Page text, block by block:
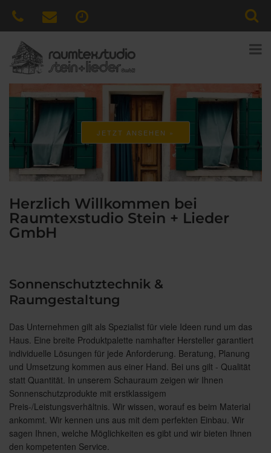
JETZT ANSEHEN »
Herzlich Willkommen bei
Raumtexstudio Stein + Lieder
GmbH
Sonnenschutztechnik &
Raumgestaltung
Das Unternehmen gilt als Spezialist für viele Ideen rund um das
Haus. Eine breite Produktpalette namhafter Hersteller garantiert
individuelle Lösungen für jede Anforderung. Beratung, Planung
und Umsetzung kommen aus einer Hand. Bei uns gilt - Qualität
statt Quantität. In unserem Schauraum zeigen wir Ihnen
Sonnenschutzprodukte mit erstklassigem
Preis-/Leistungsverhältnis. Wir wissen, worauf es beim Material
ankommt. Wir kennen uns aus mit dem perfekten Einbau. Wir
sagen Ihnen, welche Möglichkeiten es gibt und wir bieten Ihnen
den kompetenten Service.